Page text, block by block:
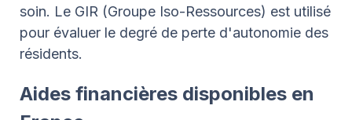
soin. Le GIR (Groupe Iso-Ressources) est utilisé
pour évaluer le degré de perte d'autonomie des
résidents.
Aides financières disponibles en